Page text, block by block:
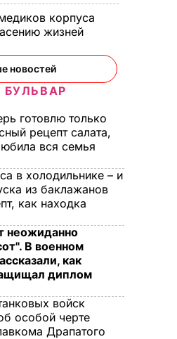
Самые
жареные
18.09БУЛЬВАР
корпуса
жизней
новостей
готовлю только
рецепт салата,
вся семья
в холодильнике – и
из баклажанов
как находка
неожиданно
В военном
как
диплом
войск
особой черте
Драпатого